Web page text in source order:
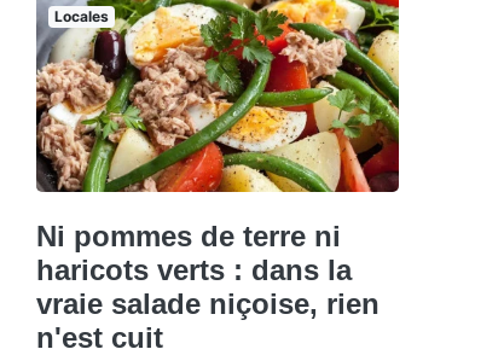
Locales
Ni pommes de terre ni
haricots verts : dans la
vraie salade niçoise, rien
n'est cuit